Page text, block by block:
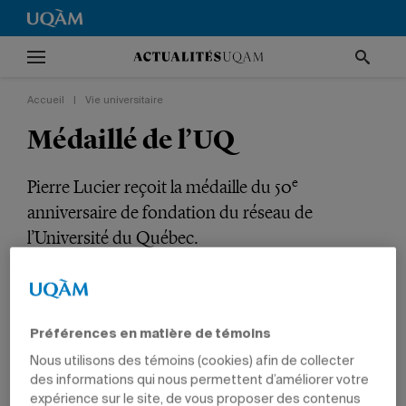
Accueil Vie universitaire
Médaillé de l’UQ
Pierre Lucier reçoit la médaille du 50e
anniversaire de fondation du réseau de
l’Université du Québec.
VIE UNIVERSITAIRE
SCIENCES HUMAINES
Préférences en matière de témoins
Nous utilisons des témoins (cookies) afin de collecter
des informations qui nous permettent d’améliorer votre
expérience sur le site, de vous proposer des contenus